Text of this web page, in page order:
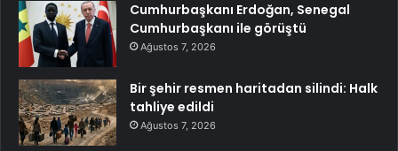
Cumhurbaşkanı Erdoğan, Senegal
Cumhurbaşkanı ile görüştü
Ağustos 7, 2026
Bir şehir resmen haritadan silindi: Halk
tahliye edildi
Ağustos 7, 2026